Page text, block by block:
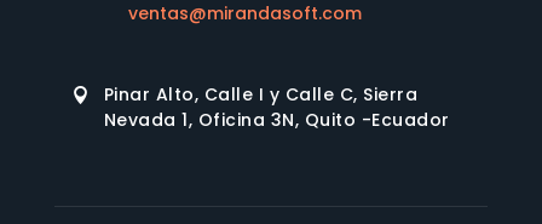
ventas@mirandasoft.com

Pinar Alto, Calle I y Calle C, Sierra
Nevada 1, Oficina 3N, Quito -Ecuador